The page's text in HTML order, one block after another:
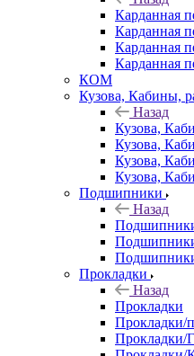
Карданная
Карданная
Карданная
Карданная
КОМ
Кузова, Кабины,
Назад
Кузова,
Кузова,
Кузова,
Кузова,
Подшипники
Назад
Прокладки
Назад
Прокладки
Прокладки/
Прокладки/